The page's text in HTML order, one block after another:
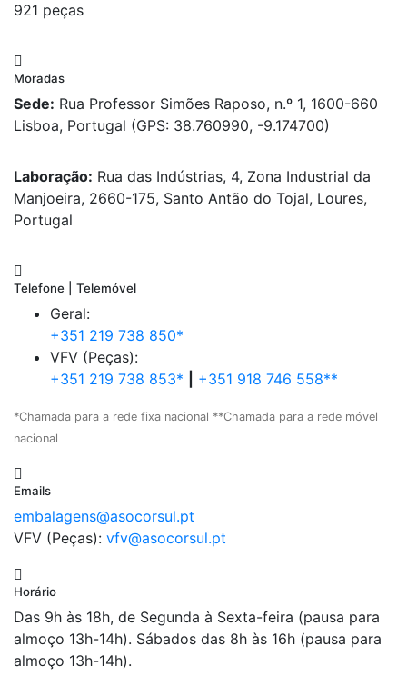
921 peças
Moradas
Sede: Rua Professor Simões Raposo, n.º 1, 1600-660
Lisboa, Portugal (GPS: 38.760990, -9.174700)
Laboração: Rua das Indústrias, 4, Zona Industrial da
Manjoeira, 2660-175, Santo Antão do Tojal, Loures,
Portugal
Telefone | Telemóvel
Geral:
+351 219 738 850*
VFV (Peças):
+351 219 738 853*
+351 918 746 558**
*Chamada para a rede fixa nacional **Chamada para a rede móvel
nacional
Emails
embalagens@asocorsul.pt
VFV (Peças): vfv@asocorsul.pt
Horário
Das 9h às 18h, de Segunda à Sexta-feira (pausa para
almoço 13h-14h). Sábados das 8h às 16h (pausa para
almoço 13h-14h).